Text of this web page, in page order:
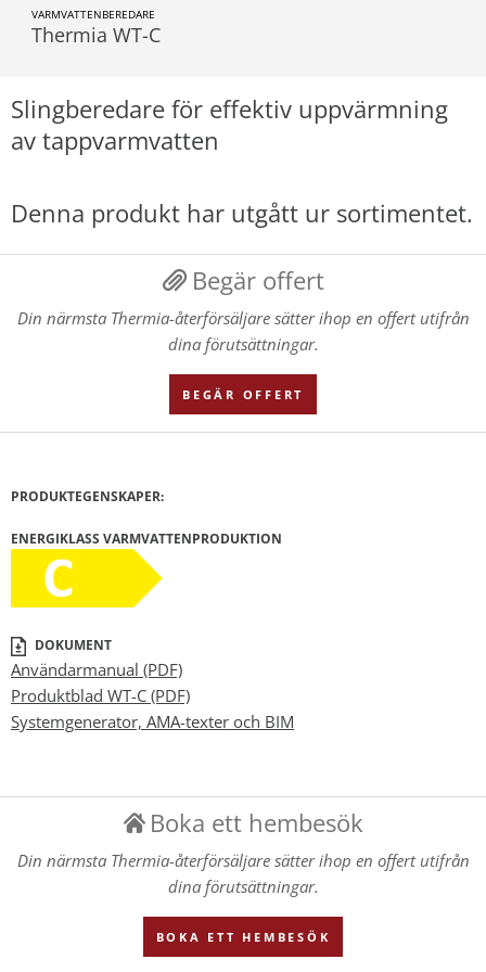
VARMVATTENBEREDARE
Thermia WT-C
Slingberedare för effektiv uppvärmning
av tappvarmvatten
Denna produkt har utgått ur sortimentet.
Begär offert
Din närmsta Thermia-återförsäljare sätter ihop en offert utifrån
dina förutsättningar.
BEGÄR OFFERT
PRODUKTEGENSKAPER:
ENERGIKLASS VARMVATTENPRODUKTION
DOKUMENT
Användarmanual (PDF)
Produktblad WT-C (PDF)
Systemgenerator, AMA-texter och BIM
Boka ett hembesök
Din närmsta Thermia-återförsäljare sätter ihop en offert utifrån
dina förutsättningar.
BOKA ETT HEMBESÖK